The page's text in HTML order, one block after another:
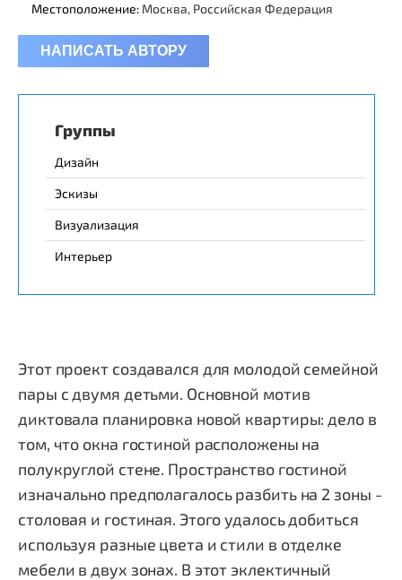
Местоположение: Москва, Российская Федерация
НАПИСАТЬ АВТОРУ
Группы
Дизайн
Эскизы
Визуализация
Интерьер
Этот проект создавался для молодой семейной
пары с двумя детьми. Основной мотив
диктовала планировка новой квартиры: дело в
том, что окна гостиной расположены на
полукруглой стене. Пространство гостиной
изначально предполагалось разбить на 2 зоны -
столовая и гостиная. Этого удалось добиться
используя разные цвета и стили в отделке
мебели в двух зонах. В этот эклектичный